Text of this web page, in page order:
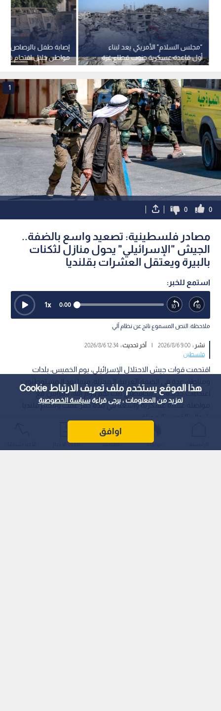
هذا الموقع يستخدم ملف تعريف الارتباط Cookie
لمزيد من المعلومات ، يرجى قراءةسياسة الخصوصية
اوافق
إصابة طفل بالرصاص
مواطن خلال اقتحام قوات
جنين
"مجلس السلام" الأمريكي يعد لبناء
أول قاعدة عسكرية جنوب قطاع غزة
1
0
0
مصادر فلسطينية: تصعيد واسع بالضفة..
الجيش "الإسرائيلي" يحول منازل لثكنات
بالبيرة ويعتقل العشرات بقلنديا
استمع للخبر:
0:00
1x
ملاحظة: النص المسموع ناتج عن نظام آلي
نشر :9:00 2026/8/6
| آخر تحديث :12:34 2026/8/6
فلسطين
اقتحمت قوات جيش الاحتلال الإسرائيلي، يوم الخميس، بلدات
اعتداءات جديدة في محافظتي بيت لحم ورام الله، بالتزامن مع
مواصلة عملية عسكرية واسعة في بلدة كفر عقب ومخيم قلنديا
عواجل المباشر أحدث الأخبار